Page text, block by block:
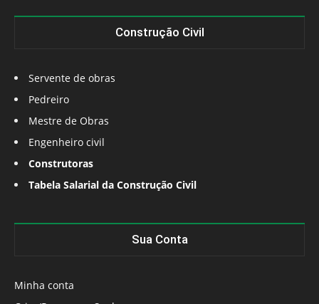
Construção Civil
Servente de obras
Pedreiro
Mestre de Obras
Engenheiro civil
Construtoras
Tabela Salarial da Construção Civil
Sua Conta
Minha conta